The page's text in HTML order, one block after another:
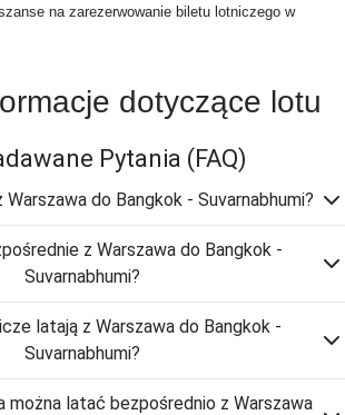
na zarezerwowanie biletu lotniczego w
dotyczące lotu
Pytania (FAQ)
do Bangkok - Suvarnabhumi?
z Warszawa do Bangkok -
Suvarnabhumi?
latają z Warszawa do Bangkok -
Suvarnabhumi?
można latać bezpośrednio z Warszawa